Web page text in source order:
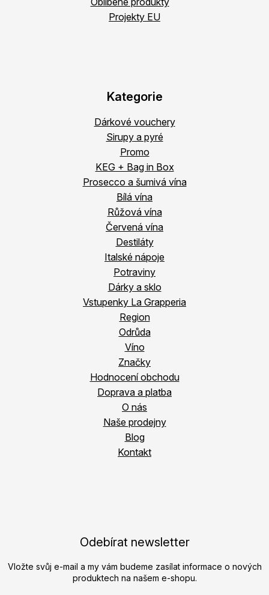
Projekty EU
Kategorie
Dárkové vouchery
Sirupy a pyré
Promo
KEG + Bag in Box
Prosecco a šumivá vína
Bílá vína
Růžová vína
Červená vína
Destiláty
Italské nápoje
Potraviny
Dárky a sklo
Vstupenky La Grapperia
Region
Odrůda
Víno
Značky
Hodnocení obchodu
Doprava a platba
O nás
Naše prodejny
Blog
Kontakt
Odebírat newsletter
Vložte svůj e-mail a my vám budeme zasílat informace o nových
produktech na našem e-shopu.